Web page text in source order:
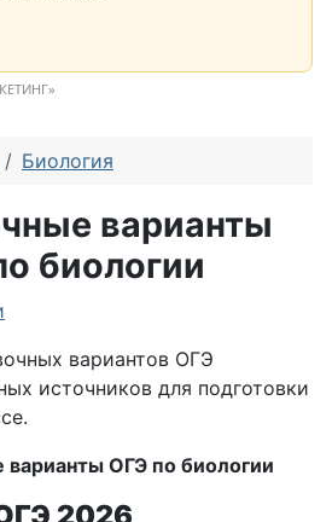
Биология
варианты
биологии
вариантов ОГЭ
источников для подготовки
варианты ОГЭ по биологии